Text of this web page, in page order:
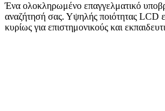
Ένα ολοκληρωμένο επαγγελματικό
αναζήτησή σας. Υψηλής ποιότητας LCD
κυρίως για επιστημονικούς και